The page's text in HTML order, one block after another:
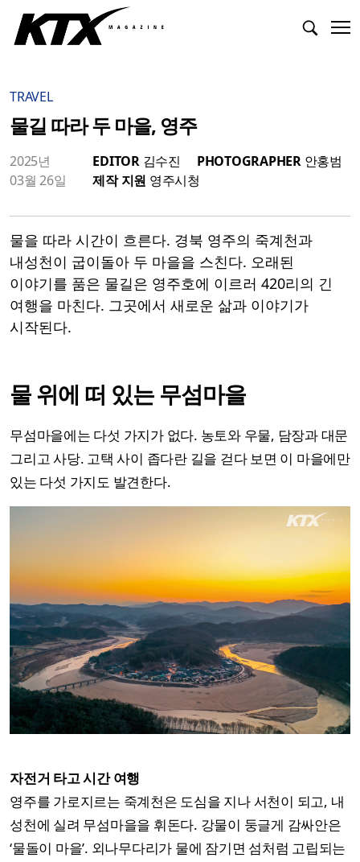
TRAVEL
물길 따라 두 마을, 영주
2025년
03월 26일
EDITOR 김수진 PHOTOGRAPHER 안홍범
제작 지원 영주시청
물을 따라 시간이 흐른다. 경북 영주의 죽계천과
내성천이 굽이돌아 두 마을을 스친다. 오래된
이야기를 품은 물길은 영주호에 이르러 420리의 긴
여행을 마친다. 그곳에서 새로운 삶과 이야기가
시작된다.
물 위에 떠 있는 무섬마을
무섬마을에는 다섯 가지가 없다. 농토와 우물, 담장과 대문
그리고 사당. 고택 사이 좁다란 길을 걷다 보면 이 마을에만
있는 다섯 가지도 발견한다.
자전거 타고 시간 여행
영주를 가로지르는 죽계천은 도심을 지나 서천이 되고, 내
성천에 실려 무섬마을을 휘돈다. 강물이 둥글게 감싸안은
‘물돌이 마을’. 외나무다리가 물에 잠기면 섬처럼 고립되는